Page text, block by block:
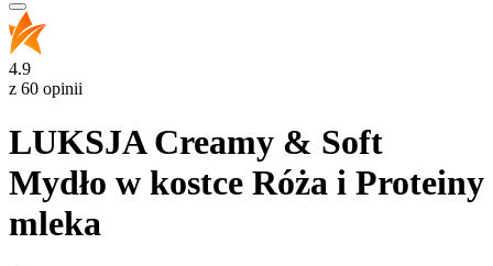
4.9
z 60 opinii
LUKSJA Creamy & Soft
Mydło w kostce Róża i Proteiny
mleka